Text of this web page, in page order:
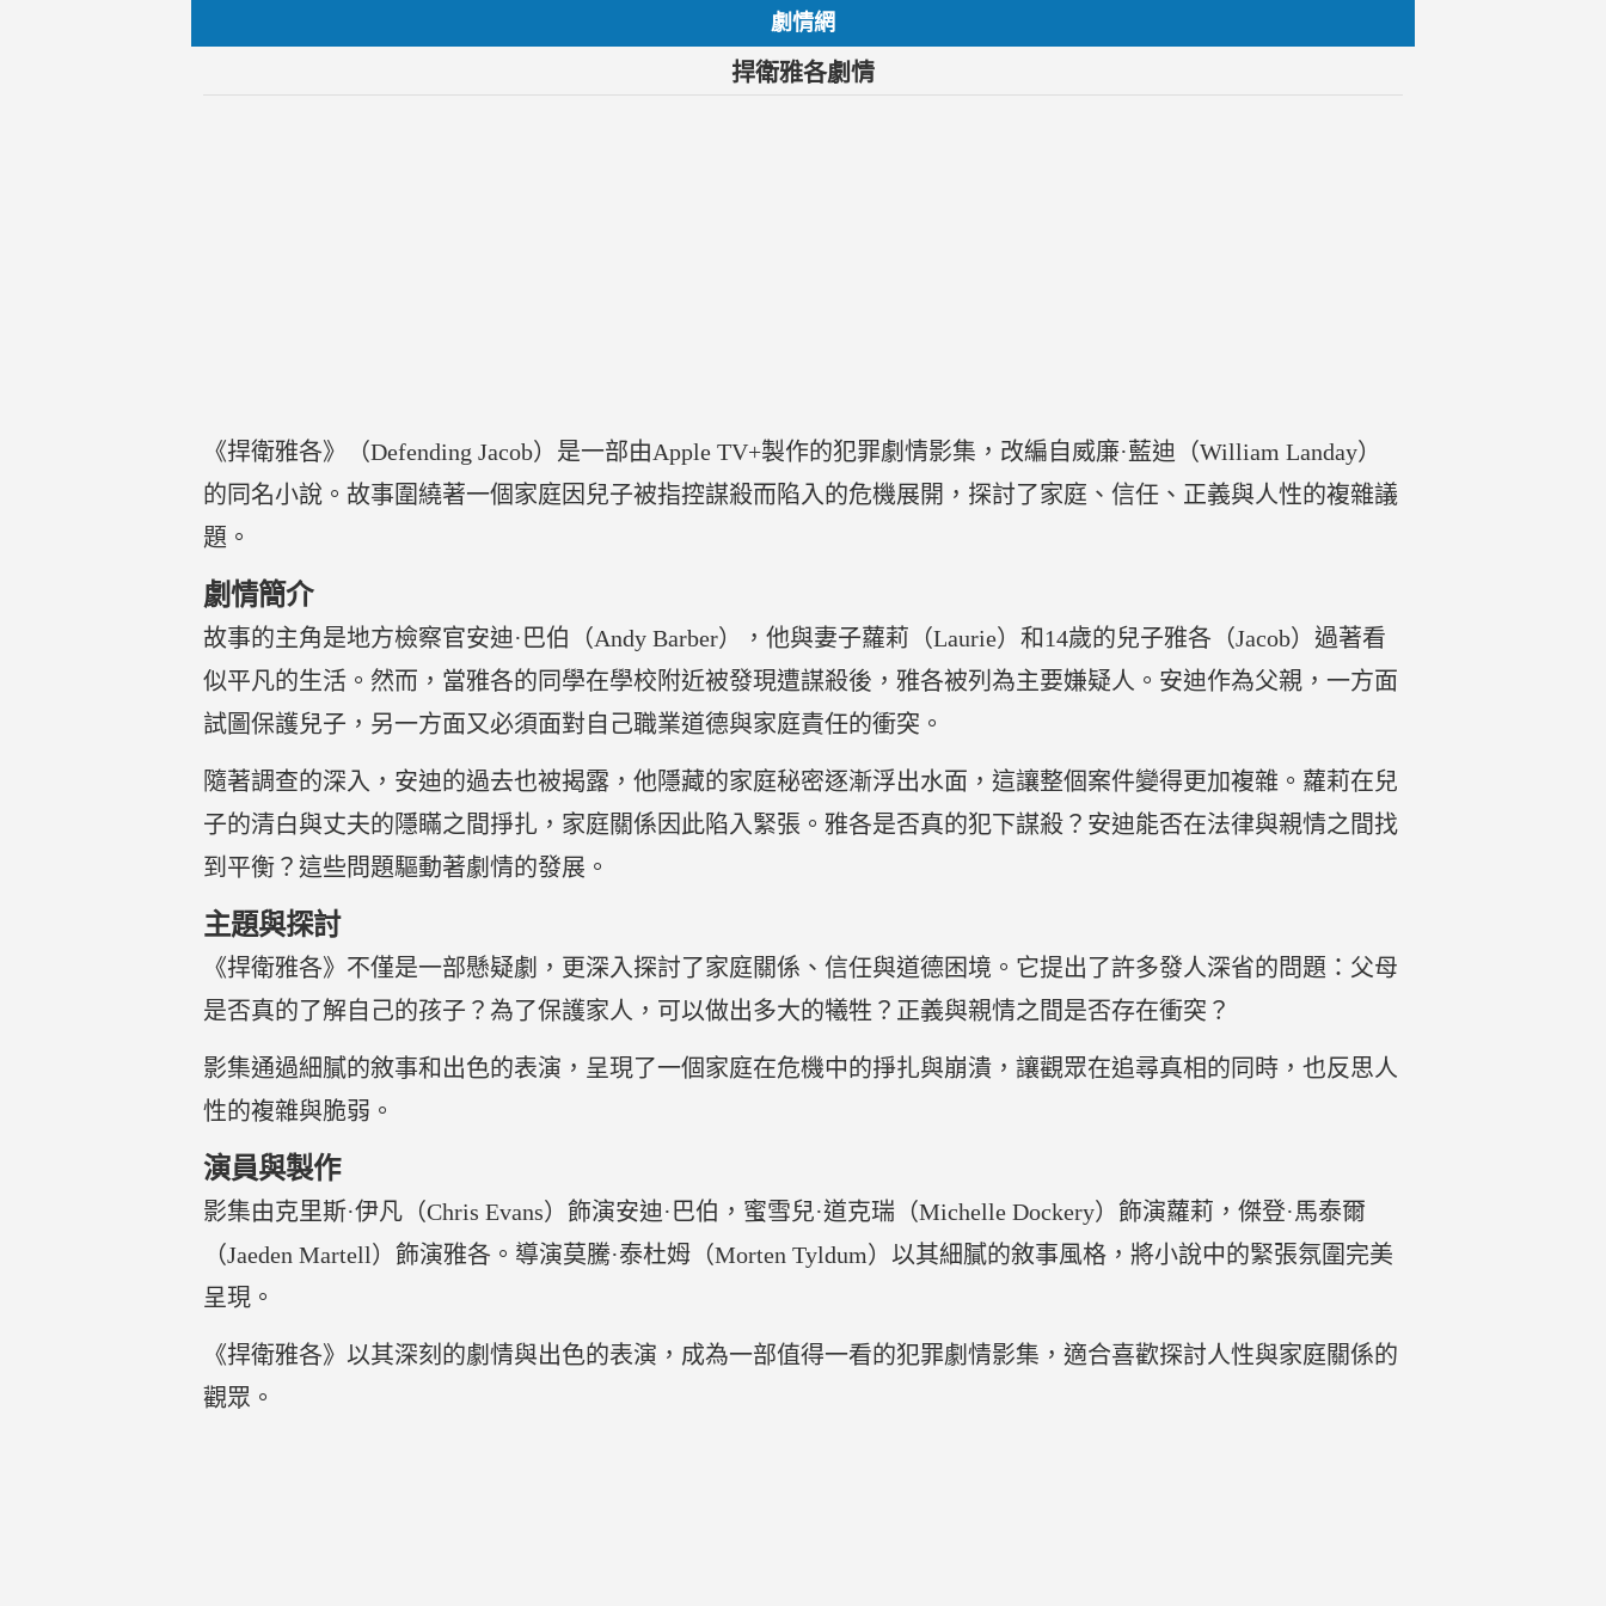
劇情網
捍衛雅各劇情
《捍衛雅各》（Defending Jacob）是一部由Apple TV+製作的犯罪劇情影集，改編自威廉·藍迪（William Landay）
的同名小說。故事圍繞著一個家庭因兒子被指控謀殺而陷入的危機展開，探討了家庭、信任、正義與人性的複雜議
題。
劇情簡介
故事的主角是地方檢察官安迪·巴伯（Andy Barber），他與妻子蘿莉（Laurie）和14歲的兒子雅各（Jacob）過著看
似平凡的生活。然而，當雅各的同學在學校附近被發現遭謀殺後，雅各被列為主要嫌疑人。安迪作為父親，一方面
試圖保護兒子，另一方面又必須面對自己職業道德與家庭責任的衝突。
隨著調查的深入，安迪的過去也被揭露，他隱藏的家庭秘密逐漸浮出水面，這讓整個案件變得更加複雜。蘿莉在兒
子的清白與丈夫的隱瞞之間掙扎，家庭關係因此陷入緊張。雅各是否真的犯下謀殺？安迪能否在法律與親情之間找
到平衡？這些問題驅動著劇情的發展。
主題與探討
《捍衛雅各》不僅是一部懸疑劇，更深入探討了家庭關係、信任與道德困境。它提出了許多發人深省的問題：父母
是否真的了解自己的孩子？為了保護家人，可以做出多大的犧牲？正義與親情之間是否存在衝突？
影集通過細膩的敘事和出色的表演，呈現了一個家庭在危機中的掙扎與崩潰，讓觀眾在追尋真相的同時，也反思人
性的複雜與脆弱。
演員與製作
影集由克里斯·伊凡（Chris Evans）飾演安迪·巴伯，蜜雪兒·道克瑞（Michelle Dockery）飾演蘿莉，傑登·馬泰爾
（Jaeden Martell）飾演雅各。導演莫騰·泰杜姆（Morten Tyldum）以其細膩的敘事風格，將小說中的緊張氛圍完美
呈現。
《捍衛雅各》以其深刻的劇情與出色的表演，成為一部值得一看的犯罪劇情影集，適合喜歡探討人性與家庭關係的
觀眾。